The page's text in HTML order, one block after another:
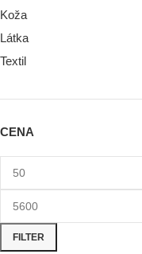
Koža
Látka
Textil
CENA
FILTER